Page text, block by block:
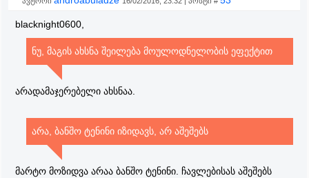
blacknight0600,
ნუ, მაგის ახსნა შეილება მოულოდნელობის ეფექტით
არადამაჯერებელი ახსნაა.
არა, ბანშო ტენინი იზიდავს, არ აშეშებს
მარტო მოზიდვა არაა ბანშო ტენინი. ჩავლებისას აშეშებს